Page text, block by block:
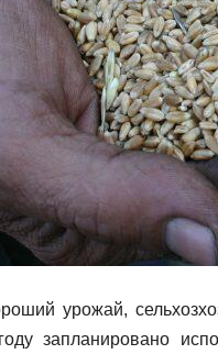
урожай,
запланировано